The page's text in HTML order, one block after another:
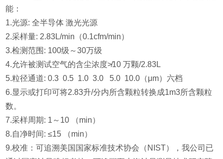
能：
1.光源: 全半导体 激光光源
2.采样量: 2.83L/min（0.1cfm/min）
3.检测范围: 100级～30万级
4.允许被测试空气的含尘浓度≯10 万颗/2.83L
5.粒径通道: 0.3 0.5 1.0 3.0 5.0 10.0（μm）六档
6.显示或打印可将2.83升/分内所含颗粒转换成1m3所含颗粒
数。
7.采样周期: 1～10 （min）
8.自净时间: ≤15 （min）
9.校准：可追溯美国国家标准技术协会（NIST），我公司已